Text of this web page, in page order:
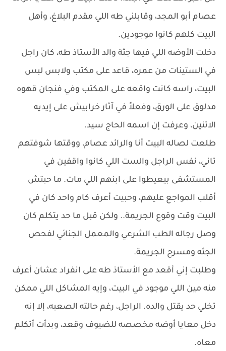
عصام أبو المجد، وقابلني طه اللي مقدم البلاغ، وأهل
البيت كلهم كانوا موجودين.
دخلت الأوضه اللي فيها جثة والد الأستاذ طه، كان راجل
في الستينات من عمره، قاعد على مكتب ولابس لبس
البيت، راسه كانت واقعه على المكتب وفي فنجان قهوه
مدلوق على الورق، وفعلاً في آثار خرابيش على إيديه
الاتنين، وعرفت إن اسمه الحاج سيد.
طلعت لصاله البيت أنا والرائد عصام، ووقتها شوفتهم
تاني، نفس الراجل والست اللي كانوا واقفين في
المستشفى بيعيطوا على ابنهم اللي مات. ما حبتش
أقلب المواجع عليهم، وحبيت أعرف كام واحد كان في
البيت وقت وقوع الجريمة.. ولكن قبل ما حد يتكلم كان
وصل رجاله الطب الشرعي والمعمل الجنائي لفحص
الجثه ومسرح الجريمة.
وطلبت إني أقعد مع الأستاذ طه على انفراد عشان أعرف
منه مين اللي موجود في البيت، وإيه المشاكل اللي ممكن
تخلي حد يقتل والده. الراجل، رغم حالته الصعبه، إلا إنه
دخل معايا أوضه مخصصه للضيوف وقعد، وبدأت أتكلم
معاه.